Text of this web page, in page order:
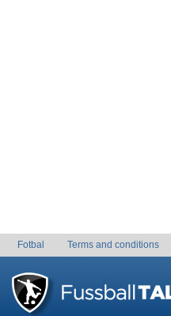
Fotbal Terms and conditions